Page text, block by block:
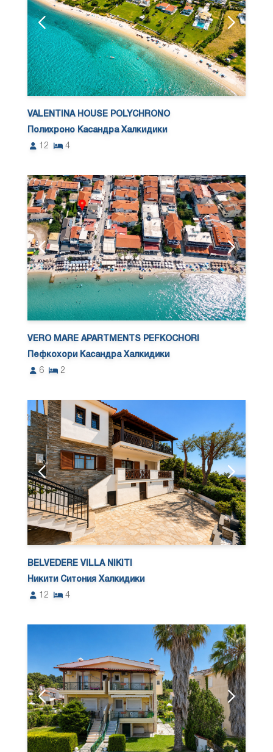
VALENTINA HOUSE POLYCHRONO
Полихроно Касандра Халкидики
12
4
VERO MARE APARTMENTS PEFKOCHORI
Пефкохори Касандра Халкидики
6
2
BELVEDERE VILLA NIKITI
Никити Ситония Халкидики
12
4